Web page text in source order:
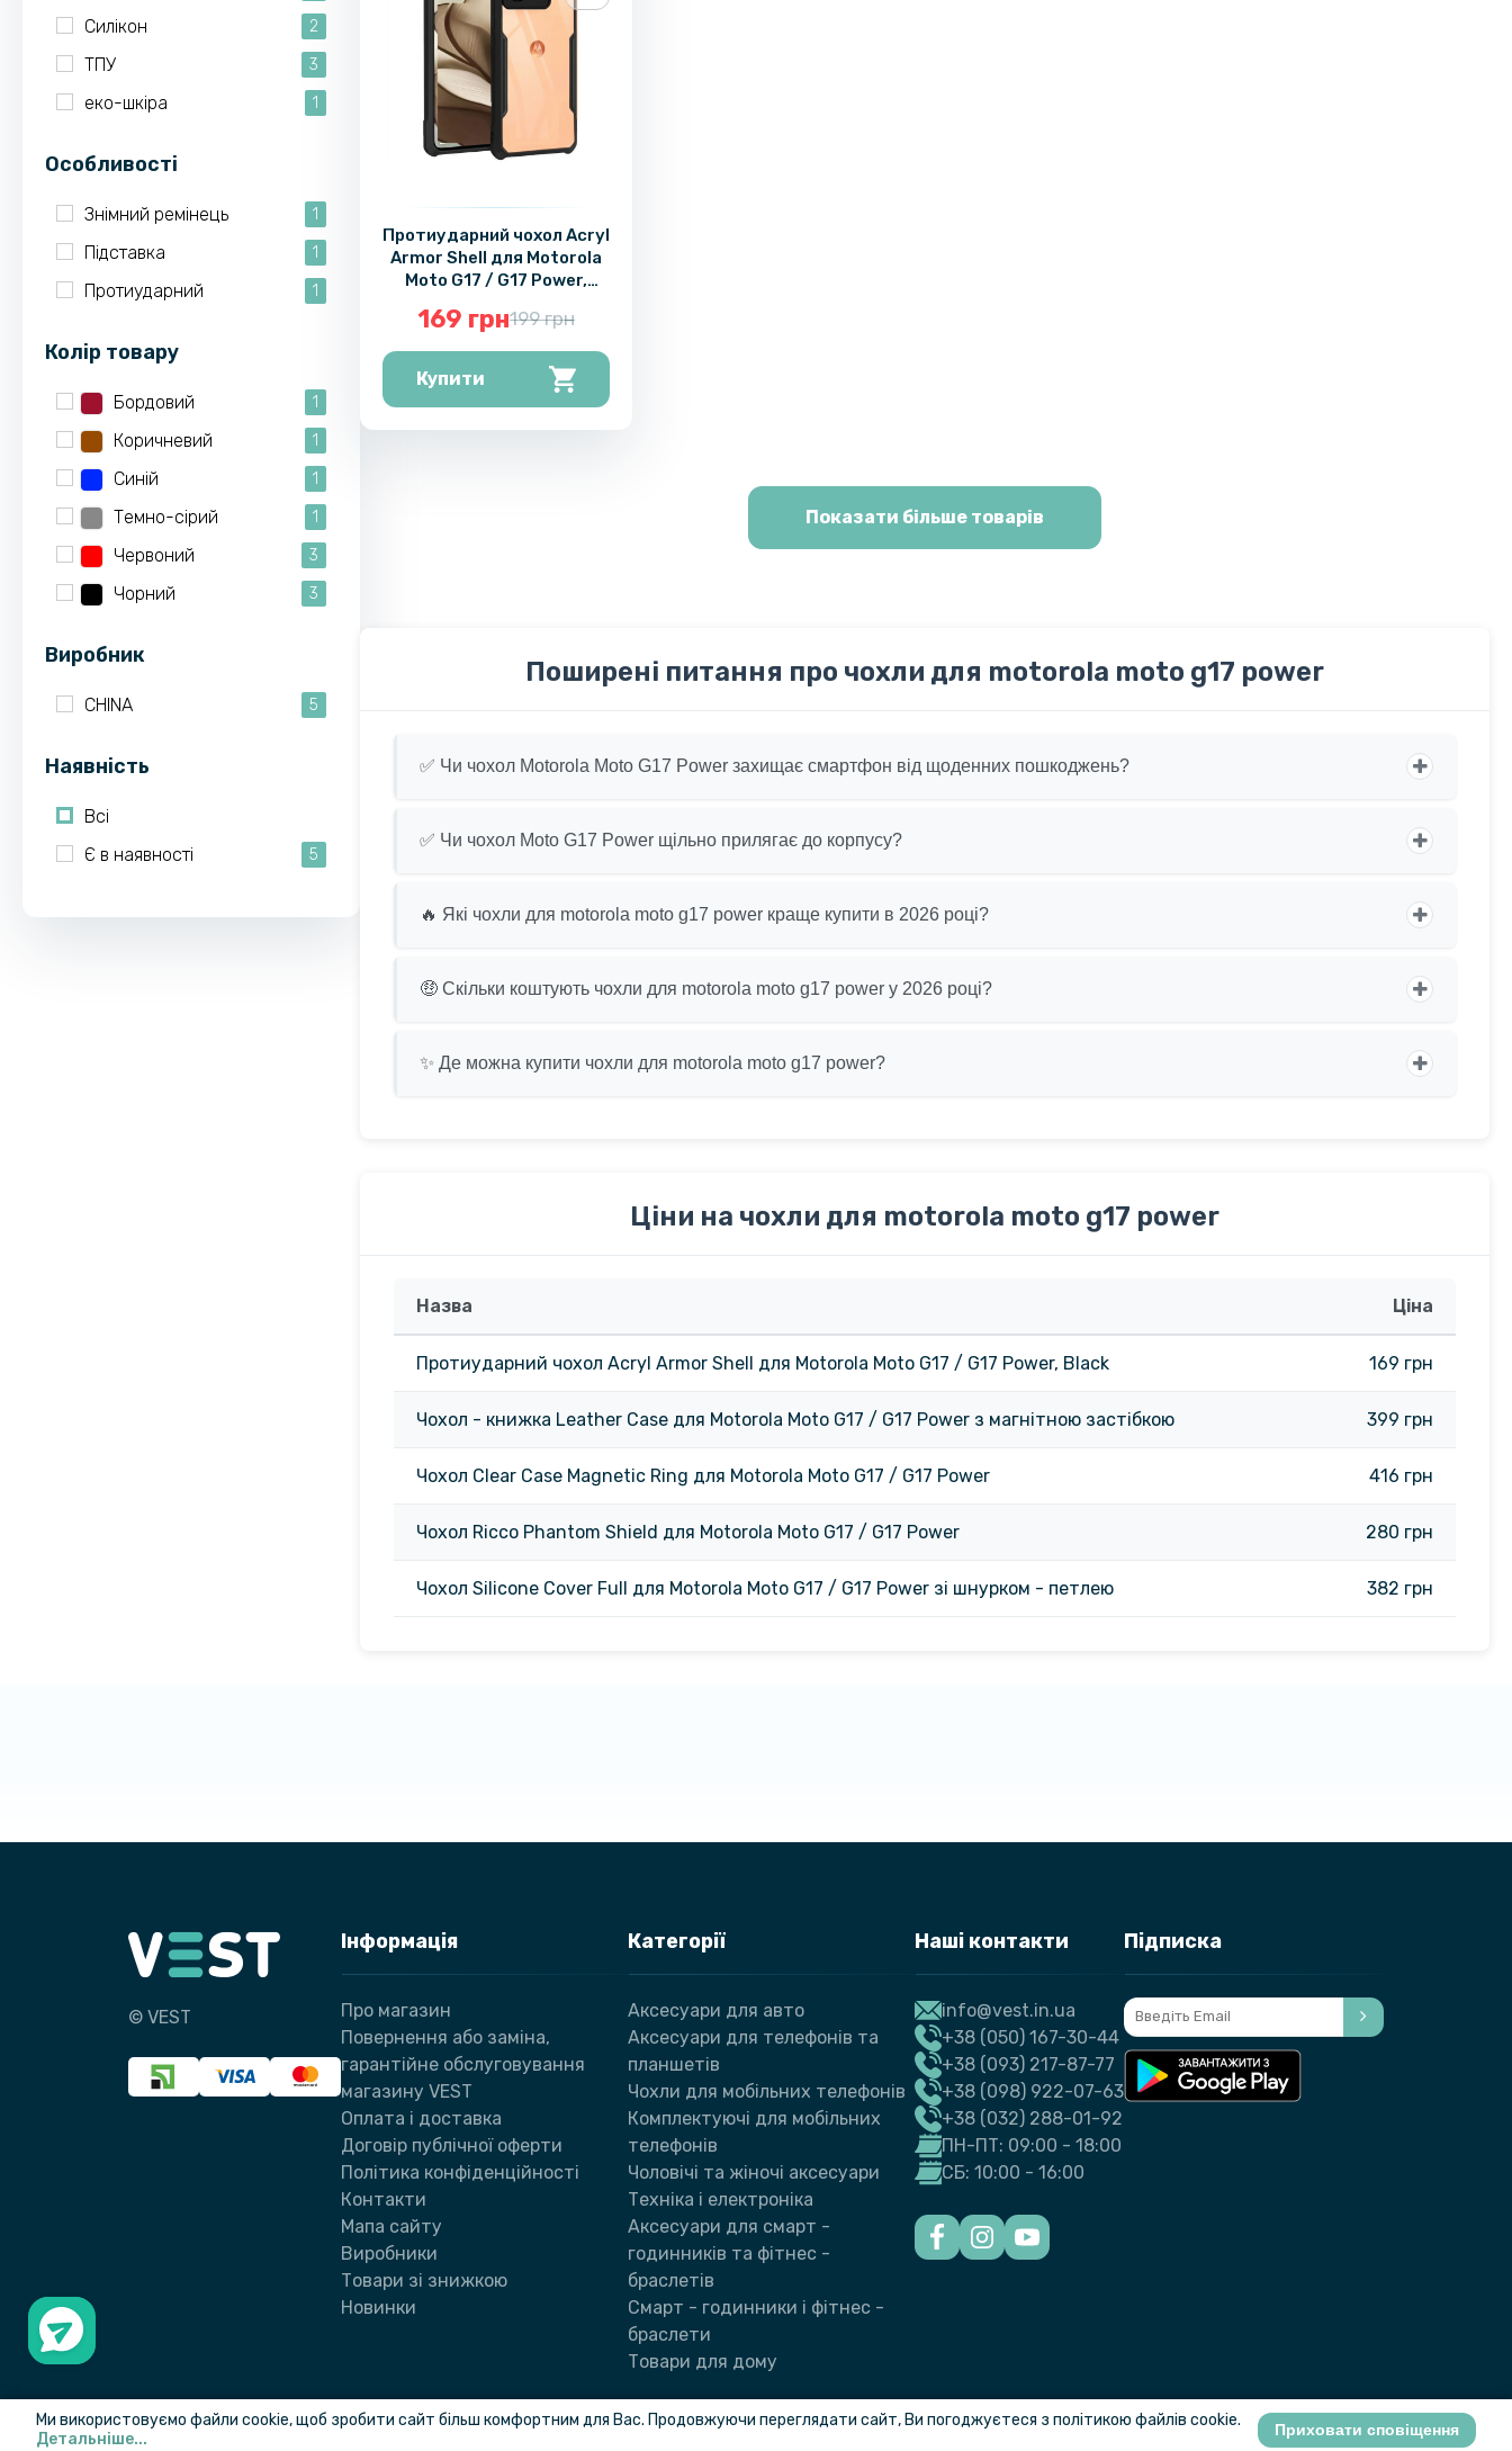
Силікон 2
ТПУ 3
еко-шкіра 1
Особливості
Знімний ремінець 1
Підставка 1
Протиударний 1
Колір товару
Бордовий 1
Коричневий 1
Синій 1
Темно-сірий 1
Червоний 3
Чорний 3
Виробник
CHINA 5
Наявність
Всі
Є в наявності
5
Протиударний чохол Acryl
Armor Shell для Motorola
Moto G17 / G17 Power,
169 грн199 грн
Купити
Показати більше товарів
Поширені питання про чохли для motorola moto g17 power
✅ Чи чохол Motorola Moto G17 Power захищає смартфон від щоденних пошкоджень?
✅ Чи чохол Moto G17 Power щільно прилягає до корпусу?
🔥 Які чохли для motorola moto g17 power краще купити в 2026 році?
🤑 Скільки коштують чохли для motorola moto g17 power у 2026 році?
✨ Де можна купити чохли для motorola moto g17 power?
Ціни на чохли для motorola moto g17 power
Назва Ціна
Протиударний чохол Acryl Armor Shell для Motorola Moto G17 / G17 Power, Black 169 грн
Чохол - книжка Leather Case для Motorola Moto G17 / G17 Power з магнітною застібкою 399 грн
Чохол Clear Case Magnetic Ring для Motorola Moto G17 / G17 Power 416 грн
Чохол Ricco Phantom Shield для Motorola Moto G17 / G17 Power 280 грн
Чохол Silicone Cover Full для Motorola Moto G17 / G17 Power зі шнурком - петлею 382 грн
© VEST
Інформація
Про магазин
Повернення або заміна,
гарантійне обслуговування
магазину VEST
Оплата і доставка
Договір публічної оферти
Політика конфіденційності
Контакти
Мапа сайту
Виробники
Товари зі знижкою
Новинки
Категорії
Аксесуари для авто
Аксесуари для телефонів та
планшетів
Чохли для мобільних телефонів
Комплектуючі для мобільних
телефонів
Чоловічі та жіночі аксесуари
Техніка і електроніка
Аксесуари для смарт -
годинників та фітнес -
браслетів
Смарт - годинники і фітнес -
браслети
Товари для дому
Наші контакти
info@vest.in.ua
+38 (050) 167-30-44
+38 (093) 217-87-77
+38 (098) 922-07-63
+38 (032) 288-01-92
ПН-ПТ: 09:00 - 18:00
СБ: 10:00 - 16:00
Підписка
Ми використовуємо файли cookie, щоб зробити сайт більш комфортним для Вас. Продовжуючи переглядати сайт, Ви погоджуєтеся з політикою файлів cookie.
Детальніше...
Приховати сповіщення